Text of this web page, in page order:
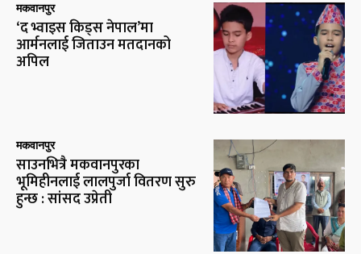
मकवानपुर
‘द भ्वाइस किड्स नेपाल’मा
आर्मनलाई जिताउन मतदानको
अपिल
मकवानपुर
साउनभित्रै मकवानपुरका
भूमिहीनलाई लालपुर्जा वितरण सुरु
हुन्छ : सांसद उप्रेती